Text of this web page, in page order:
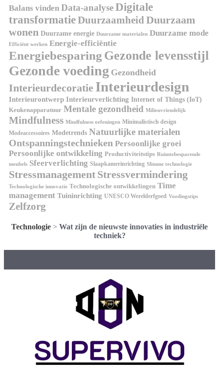
Balans vinden Data-analyseDigitale
transformatieDuurzaamheid Duurzaam
wonen Duurzame energie Duurzame materialen Duurzame mode
Efficiënt werken Energie-efficiëntie
Energiebesparing Gezonde levensstijl
Gezonde voeding Gezondheid
Interieurdecoratie Interieurdesign
Interieurontwerp Interieurverlichting Internet of Things (IoT)
Keukenapparatuur Mentale gezondheid Milieuvriendelijk
Mindfulness Mindfulness oefeningen Minimalistisch design
Modeaccessoires Modetrends Natuurlijke materialen
Ontspanningstechnieken Persoonlijke groei
Persoonlijke ontwikkeling Productiviteitstips Ruimtebesparende
meubels Sfeerverlichting Slaapkamerinrichting Slimme technologie
Stressmanagement Stressvermindering
Technologische innovatie Technologische ontwikkelingen Time
management Tuininrichting UNESCO Werelderfgoed Voedingstips
Zelfzorg
Technologie > Wat zijn de nieuwste innovaties in industriële
techniek?